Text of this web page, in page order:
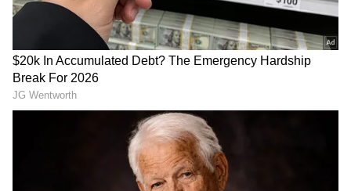
టూర్స్
ఐపీఎల్ 2026 ముగిసిన కేవలం వారం రోజుల్లోనే
టీమిండియా ప్లేయర్లు గ్రౌండ్‌లోకి దిగుతున్నారు. జూన్ 6
నుంచి జూన్ 20 వరకు సొంతగడ్డపై అఫ్ఘానిస్తాన్‌తో ఒక టెస్ట్,
మూడు వన్డేల సిరీస్‌తో ఈ వేట మొదలవుతుంది. ఇది
అవ్వగానే జూన్ లాస్ట్ వీక్‌లో ఐర్లాండ్‌ తో మూడు టీ20లు
ఆడతారు. ఇక అసలైన కిక్ ఇచ్చే జులై నెలలో (జులై 1
నుంచి 19 వరకు) ఇంగ్లాండ్ పర్యటన ఉంది. అక్కడ ఐదు